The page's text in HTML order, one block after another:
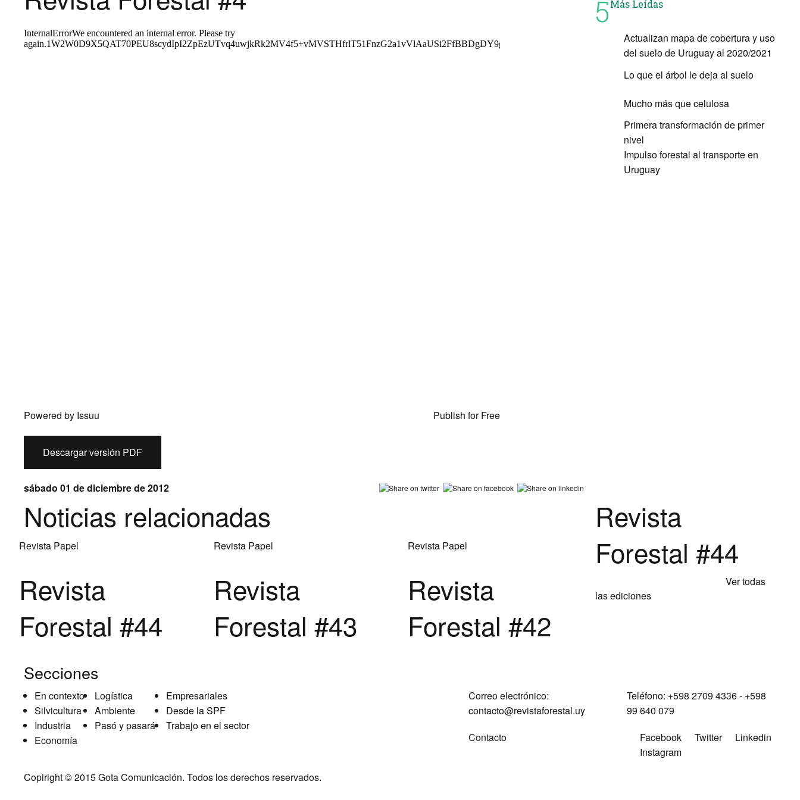
Powered by Issuu Publish for Free
Descargar versión PDF
sábado 01 de diciembre de 2012
5Más Leídas
Actualizan mapa de cobertura y uso
del suelo de Uruguay al 2020/2021
Lo que el árbol le deja al suelo
Mucho más que celulosa
Primera transformación de primer
nivel
Impulso forestal al transporte en
Uruguay
Noticias relacionadas
Revista Papel
Revista
Forestal #44
Revista Papel
Revista
Forestal #43
Revista Papel
Revista
Forestal #42
Revista
Forestal #44
Ver todas
las ediciones
Secciones
En contexto
Silvicultura
Industria
Economía
Logística
Ambiente
Pasó y pasará
Empresariales
Desde la SPF
Trabajo en el sector
Correo electrónico:
contacto@revistaforestal.uy
Contacto
Teléfono: +598 2709 4336 ­- +598
99 640 079
Facebook
Twitter
Linkedin
Instagram
Copiright © 2015Gota Comunicación. Todos los derechos reservados.